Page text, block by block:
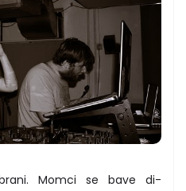
Momci se bave di-